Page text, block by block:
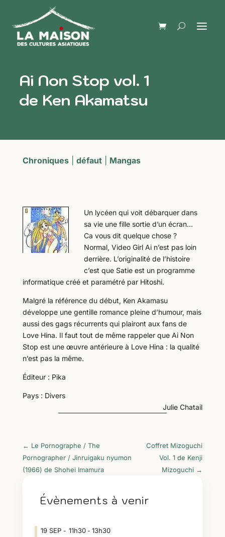
Ai Non Stop vol. 1
de Ken Akamatsu
Chroniques| défaut| Mangas
Un lycéen qui voit débarquer dans
sa vie une fille sortie d’un écran…
Ca vous dit quelque chose ?
Normal, Video Girl Ai n’est pas loin
derrière. L’originalité de l’histoire
c’est que Satie est un programme
informatique créé et paramétré par Hitoshi.
Malgré la référence du début, Ken Akamasu
développe une gentille romance pleine d’humour, mais
aussi des gags récurrents qui plairont aux fans de
Love Hina. Il faut tout de même rappeler que Ai Non
Stop est une œuvre antérieure à Love Hina : la qualité
n’est pas la même.
Éditeur : Pika
Pays : Divers
Julie Chatail
← Le Pornographe / The
Pornographer / Jinruigaku nyumon
(1966) de Shohei Imamura
Coffret Mizoguchi
Vol. 1 de Kenji
Mizoguchi →
Évènements à venir
19 SEP 11h30- 13h30